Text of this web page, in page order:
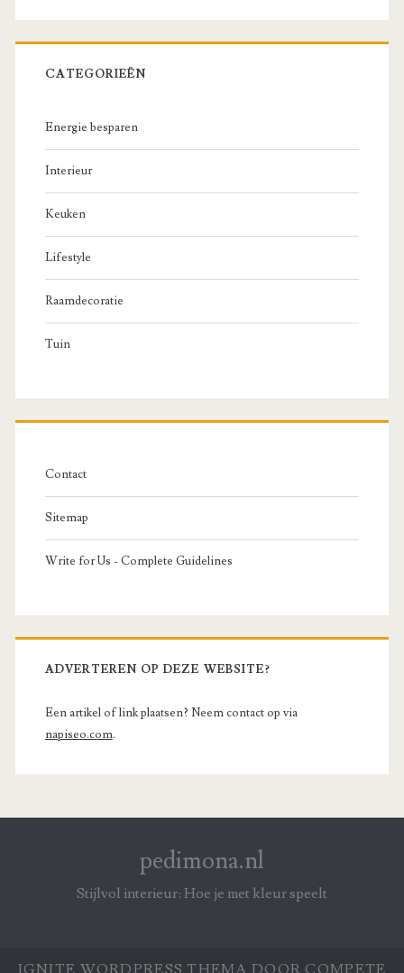
CATEGORIEËN
Energie besparen
Interieur
Keuken
Lifestyle
Raamdecoratie
Tuin
Contact
Sitemap
Write for Us - Complete Guidelines
ADVERTEREN OP DEZE WEBSITE?
Een artikel of link plaatsen? Neem contact op via
napiseo.com.
pedimona.nl
Stijlvol interieur: Hoe je met kleur speelt
IGNITE WORDPRESS THEMA DOOR COMPETE